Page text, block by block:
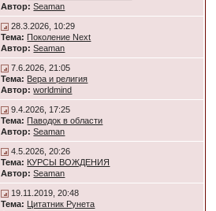
Автор: Seaman
28.3.2026, 10:29
Тема: Поколение Next
Автор: Seaman
7.6.2026, 21:05
Тема: Вера и религия
Автор: worldmind
9.4.2026, 17:25
Тема: Паводок в области
Автор: Seaman
4.5.2026, 20:26
Тема: КУРСЫ ВОЖДЕНИЯ
Автор: Seaman
19.11.2019, 20:48
Тема: Цитатник Рунета